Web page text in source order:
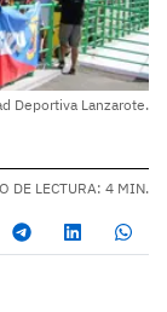
Deportiva Lanzarote.
DE LECTURA: 4 MIN.